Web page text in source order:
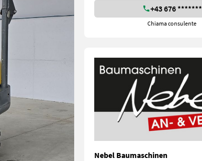
+43 676 *******
Chiama consulente
Nebel Baumaschinen